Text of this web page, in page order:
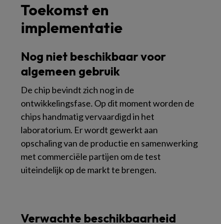
Toekomst en
implementatie
Nog niet beschikbaar voor
algemeen gebruik
De chip bevindt zich nog in de
ontwikkelingsfase. Op dit moment worden de
chips handmatig vervaardigd in het
laboratorium. Er wordt gewerkt aan
opschaling van de productie en samenwerking
met commerciële partijen om de test
uiteindelijk op de markt te brengen.
Verwachte beschikbaarheid